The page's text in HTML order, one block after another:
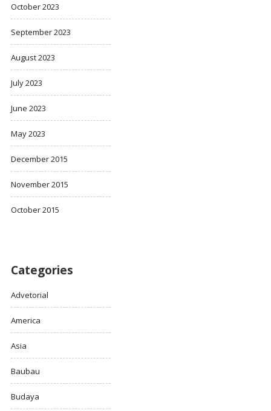
October 2023
September 2023
August 2023
July 2023
June 2023
May 2023
December 2015
November 2015
October 2015
Categories
Advetorial
America
Asia
Baubau
Budaya